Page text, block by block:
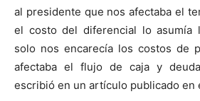
al presidente que nos afectaba el
el costo del diferencial lo asumía
solo nos encarecía los costos de
afectaba el flujo de caja y
escribió en un artículo publicado en